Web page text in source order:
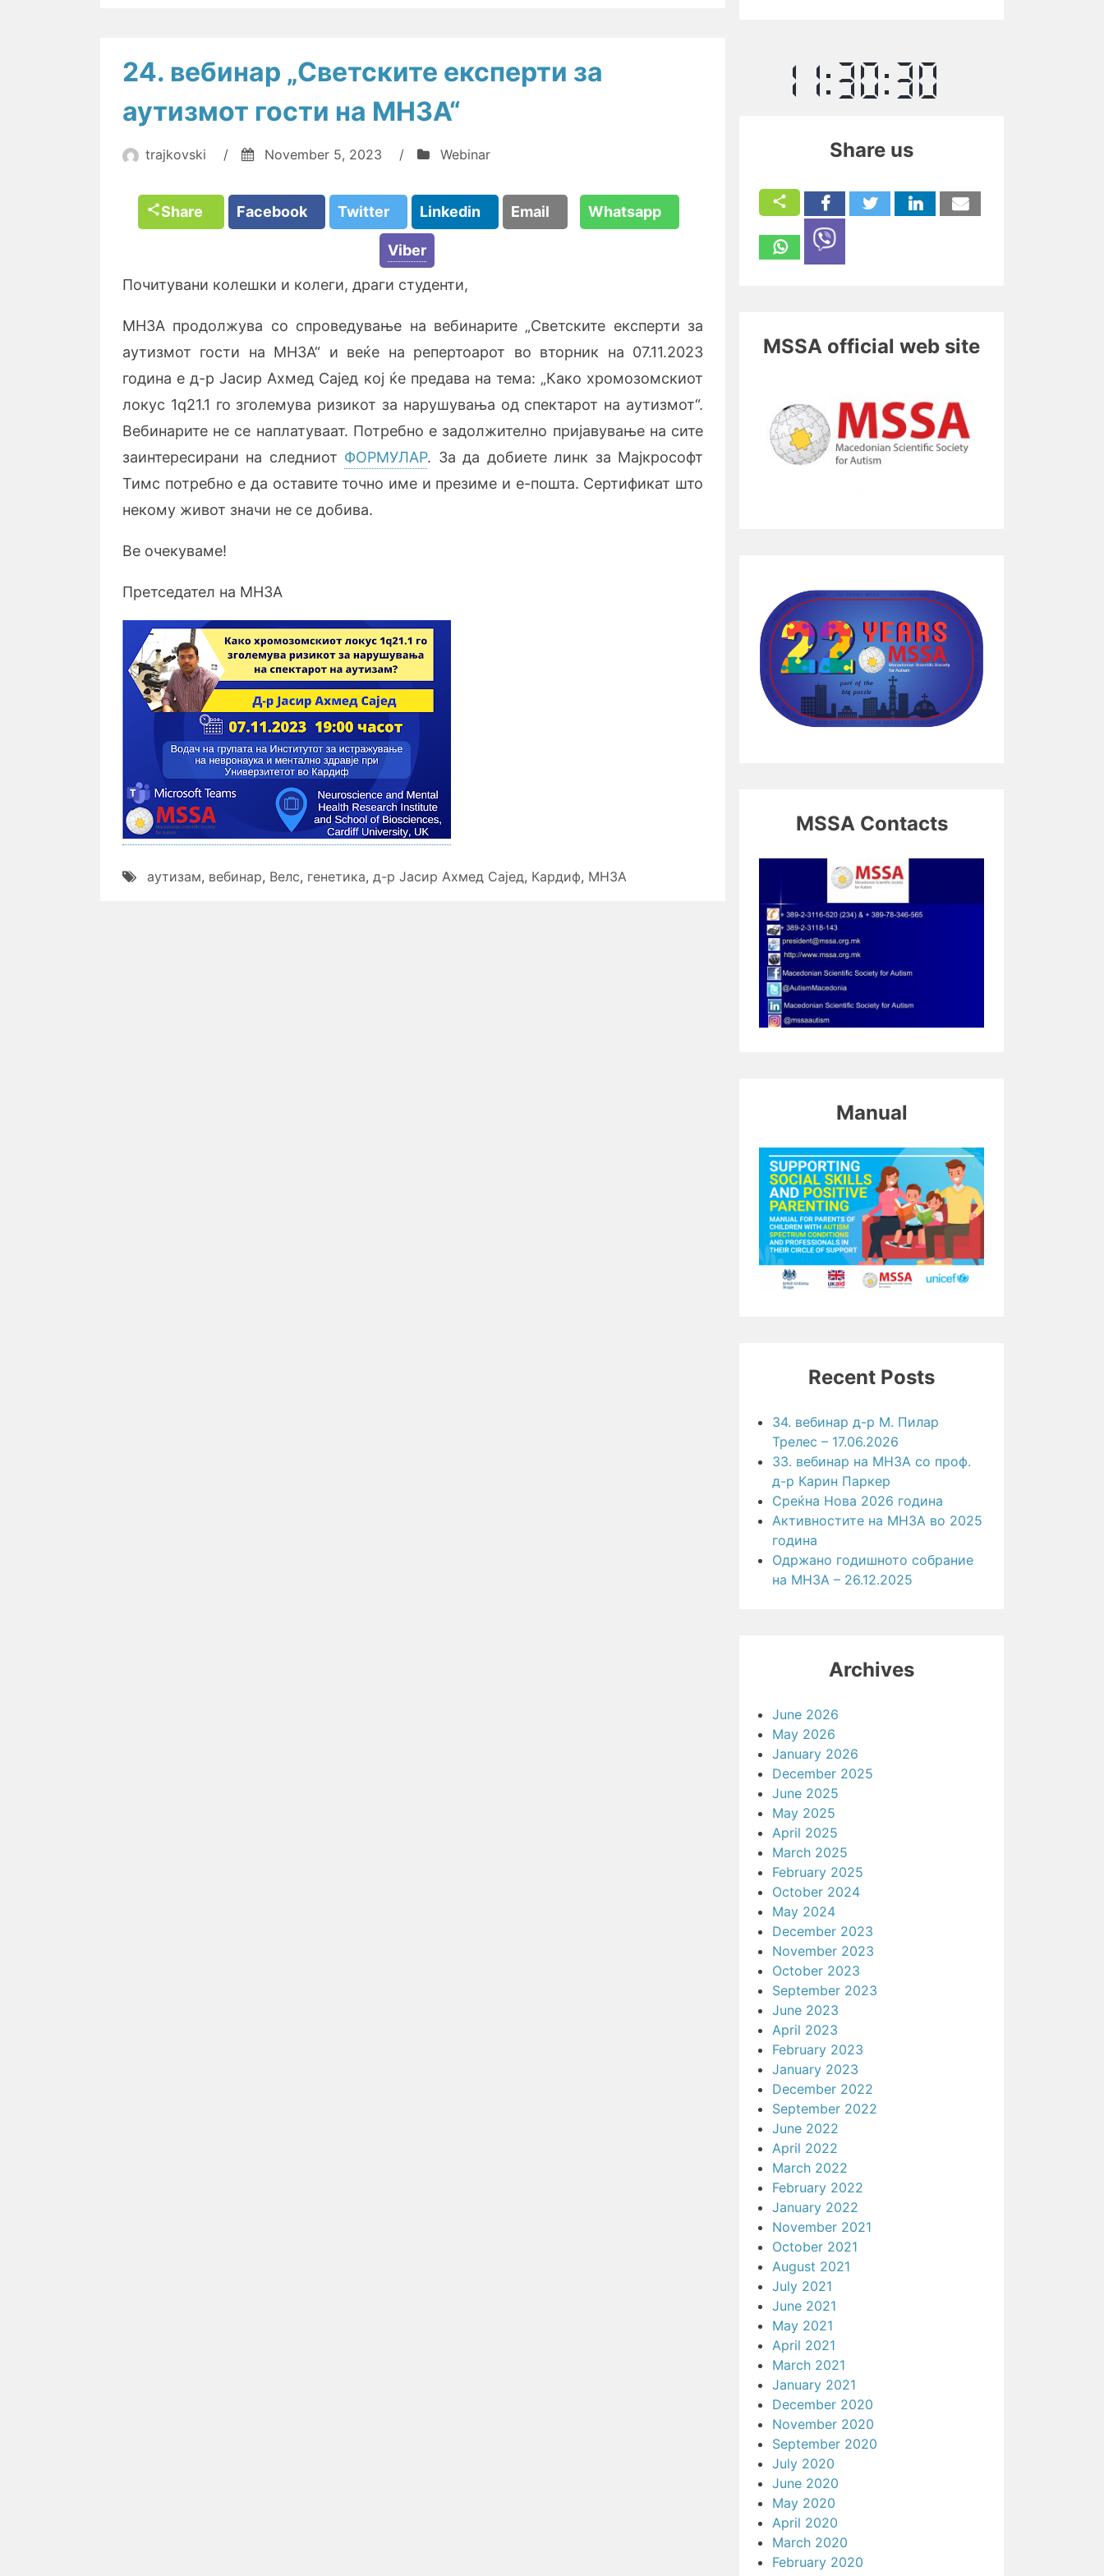
24. вебинар „Светските експерти за
аутизмот гости на МНЗА“
trajkovski / November 5, 2023 / Webinar
Share Facebook Twitter Linkedin Email Whatsapp
Viber
Почитувани колешки и колеги, драги студенти,
МНЗА продолжува со спроведување на вебинарите „Светските експерти за
аутизмот гости на МНЗА“ и веќе на репертоарот во вторник на 07.11.2023
година е д-р Јасир Ахмед Сајед кој ќе предава на тема: „Како хромозомскиот
локус 1q21.1 го зголемува ризикот за нарушувања од спектарот на аутизмот“.
Вебинарите не се наплатуваат. Потребно е задолжително пријавување на сите
заинтересирани на следниот ФОРМУЛАР. За да добиете линк за Мајкрософт
Тимс потребно е да оставите точно име и презиме и е-пошта. Сертификат што
некому живот значи не се добива.
Ве очекуваме!
Претседател на МНЗА
аутизам, вебинар, Велс, генетика, д-р Јасир Ахмед Сајед, Кардиф, МНЗА
Share us
MSSA official web site
MSSA Contacts
Manual
Recent Posts
34. вебинар д-р М. Пилар
Трелес – 17.06.2026
33. вебинар на МНЗА со проф.
д-р Карин Паркер
Среќна Нова 2026 година
Активностите на МНЗА во 2025
година
Одржано годишното собрание
на МНЗА – 26.12.2025
Archives
June 2026
May 2026
January 2026
December 2025
June 2025
May 2025
April 2025
March 2025
February 2025
October 2024
May 2024
December 2023
November 2023
October 2023
September 2023
June 2023
April 2023
February 2023
January 2023
December 2022
September 2022
June 2022
April 2022
March 2022
February 2022
January 2022
November 2021
October 2021
August 2021
July 2021
June 2021
May 2021
April 2021
March 2021
January 2021
December 2020
November 2020
September 2020
July 2020
June 2020
May 2020
April 2020
March 2020
February 2020